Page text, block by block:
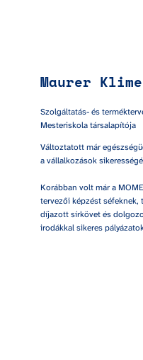
Maurer
Szolgáltatás- és
Mesteriskola társalapítója
Változtatott már
a vállalkozások
Korábban volt már a
tervezői képzést
díjazott sírkövet és
irodákkal sikeres